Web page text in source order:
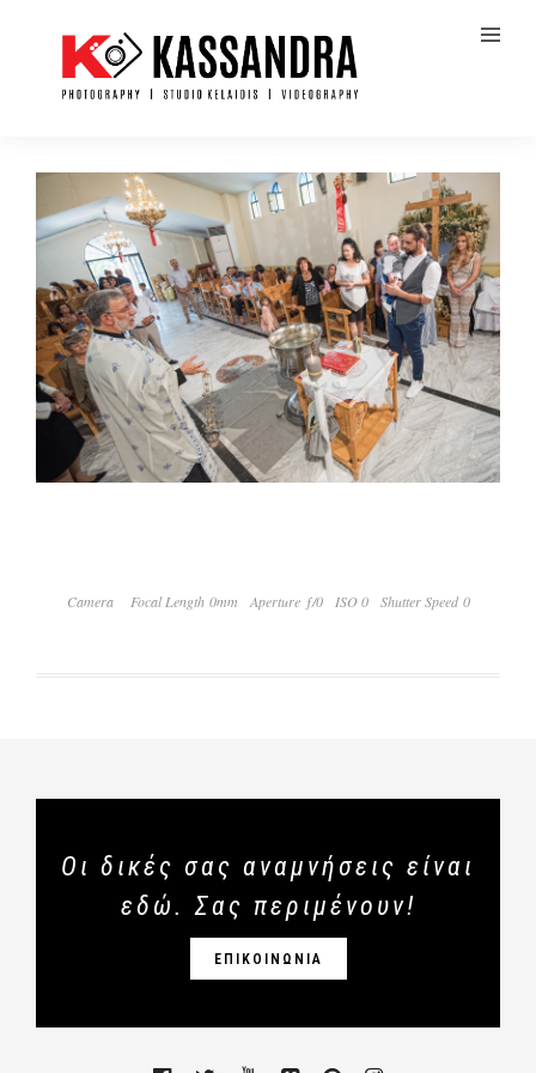
Camera Focal Length 0mm Aperture ƒ/0 ISO 0 Shutter Speed 0
Οι δικές σας αναμνήσεις είναι
εδώ. Σας περιμένουν!
ΕΠΙΚΟΙΝΩΝΙΑ